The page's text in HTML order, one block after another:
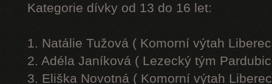
Kategorie dívky od 13 do 16 let:
1. Natálie Tužová ( Komorní výtah
2. Adéla Janíková ( Lezecký tým
3. Eliška Novotná ( Komorní výtah